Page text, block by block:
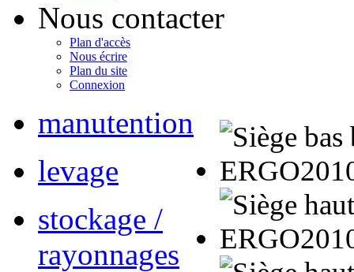
Nous contacter
Plan d'accès
Nous écrire
Plan du site
Connexion
manutention
levage
stockage /
rayonnages